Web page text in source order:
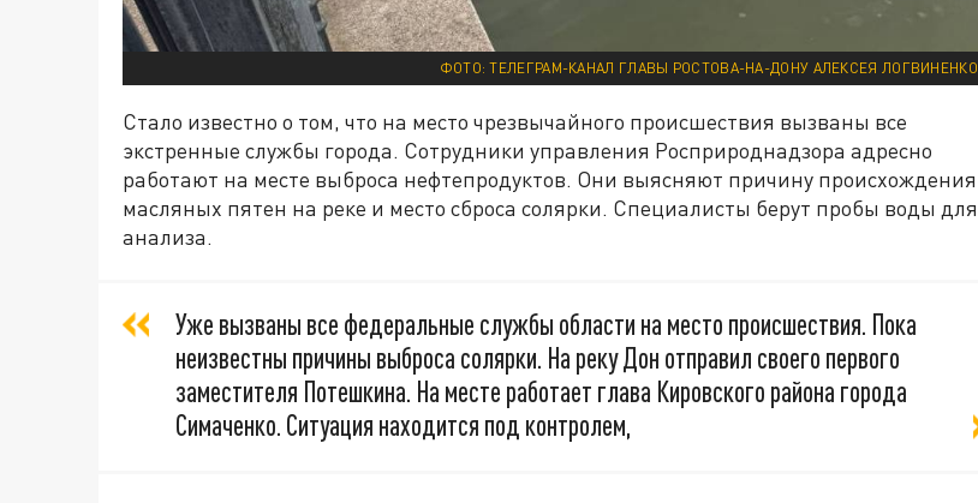
ФОТО: ТЕЛЕГРАМ-КАНАЛ ГЛАВЫ РОСТОВА-НА-ДОНУ АЛЕКСЕЯ ЛОГВИНЕНКО
Стало известно о том, что на место чрезвычайного происшествия вызваны все
экстренные службы города. Сотрудники управления Росприроднадзора адресно
работают на месте выброса нефтепродуктов. Они выясняют причину происхождения
масляных пятен на реке и место сброса солярки. Специалисты берут пробы воды для
анализа.
Уже вызваны все федеральные службы области на место происшествия. Пока
неизвестны причины выброса солярки. На реку Дон отправил своего первого
заместителя Потешкина. На месте работает глава Кировского района города
Симаченко. Ситуация находится под контролем,